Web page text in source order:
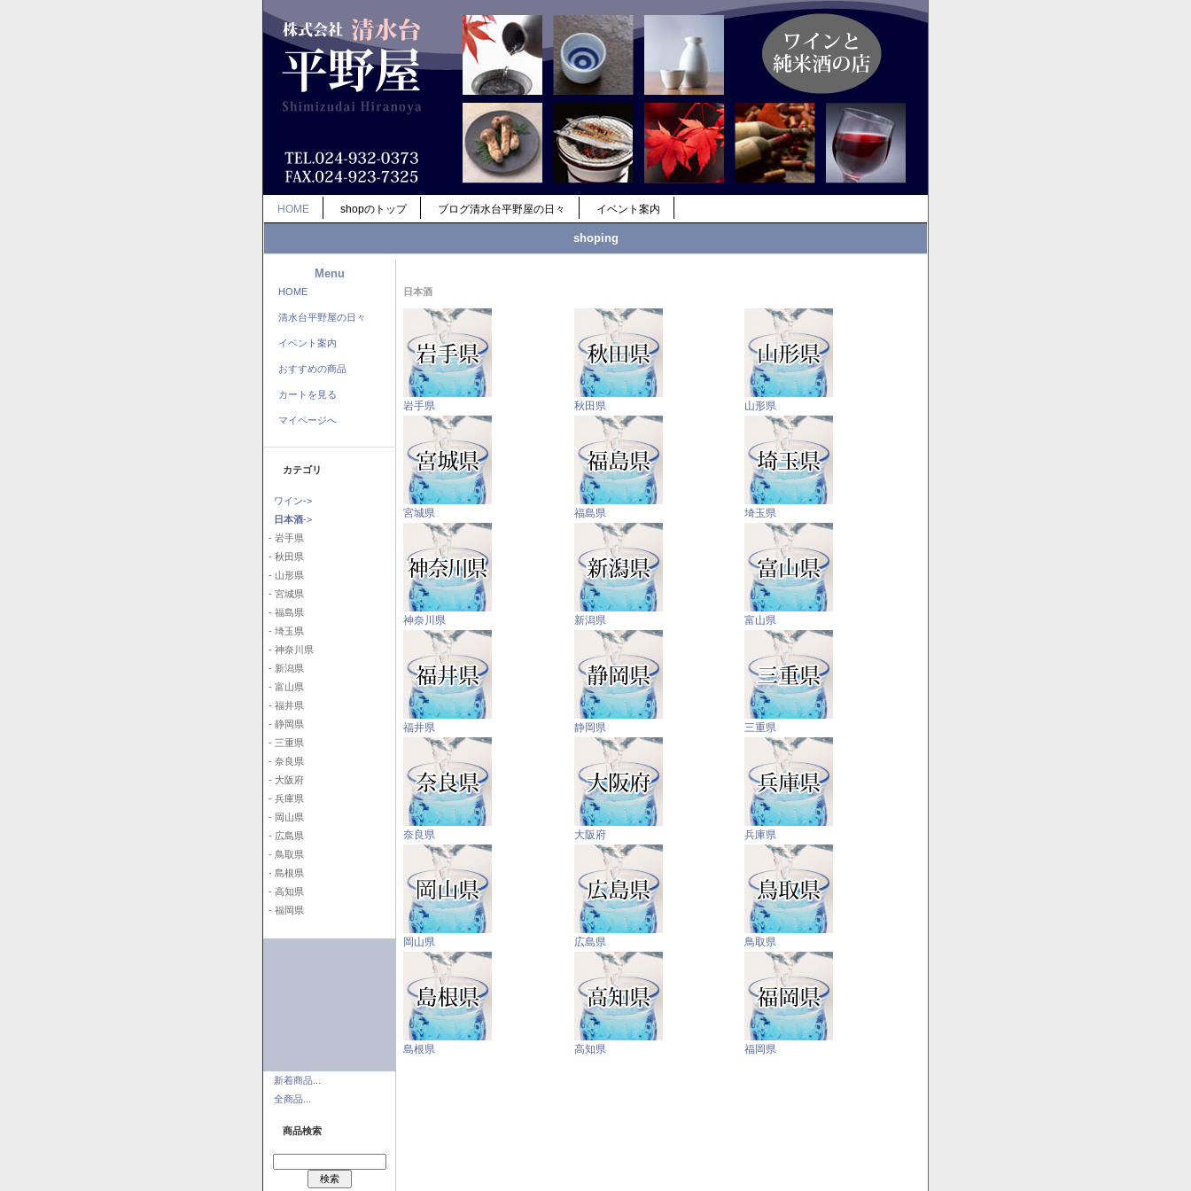
HOME shopのトップ ブログ清水台平野屋の日々 イベント案内
shoping
Menu
HOME
清水台平野屋の日々
イベント案内
おすすめの商品
カートを見る
マイページへ
カテゴリ
ワイン->
日本酒->
- 岩手県
- 秋田県
- 山形県
- 宮城県
- 福島県
- 埼玉県
- 神奈川県
- 新潟県
- 富山県
- 福井県
- 静岡県
- 三重県
- 奈良県
- 大阪府
- 兵庫県
- 岡山県
- 広島県
- 鳥取県
- 島根県
- 高知県
- 福岡県
新着商品...
全商品...
商品検索
日本酒
岩手県 秋田県 山形県
宮城県 福島県 埼玉県
神奈川県 新潟県 富山県
福井県 静岡県 三重県
奈良県 大阪府 兵庫県
岡山県 広島県 鳥取県
島根県 高知県 福岡県